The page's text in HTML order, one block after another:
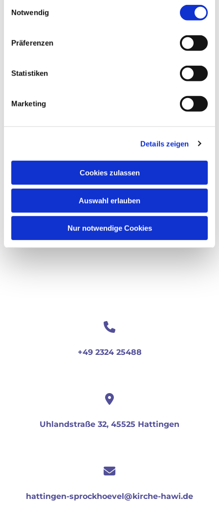
Notwendig
Präferenzen
Statistiken
Marketing
Details zeigen
Cookies zulassen
Auswahl erlauben
Nur notwendige Cookies
Dies könnte Sie auch
+49 2324 25488
Uhlandstraße 32, 45525 Hattingen
hattingen-sprockhoevel@kirche-hawi.de